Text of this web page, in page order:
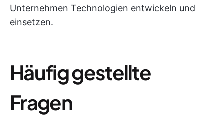
Unternehmen Technologien entwickeln und
einsetzen.
Häufig gestellte
Fragen